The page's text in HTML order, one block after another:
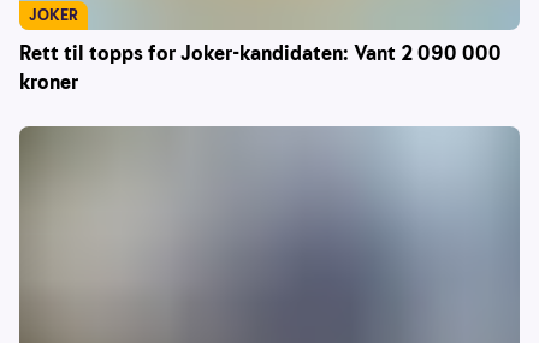
Rett til topps for Joker-kandidaten: Vant 2 090 000
kroner
JOKER